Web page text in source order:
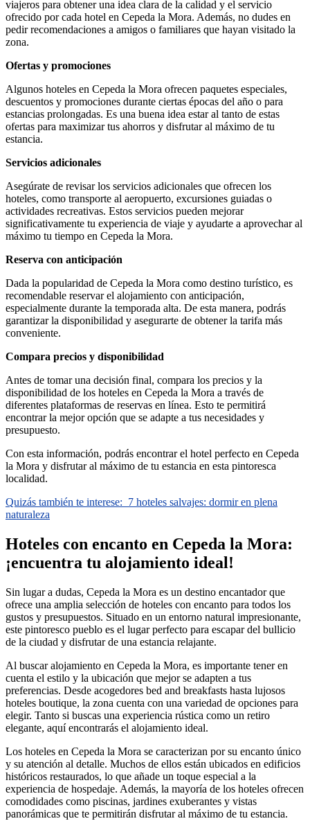
viajeros para obtener una idea clara de la calidad y el servicio
ofrecido por cada hotel en Cepeda la Mora. Además, no dudes en
pedir recomendaciones a amigos o familiares que hayan visitado la
zona.
Ofertas y promociones
Algunos hoteles en Cepeda la Mora ofrecen paquetes especiales,
descuentos y promociones durante ciertas épocas del año o para
estancias prolongadas. Es una buena idea estar al tanto de estas
ofertas para maximizar tus ahorros y disfrutar al máximo de tu
estancia.
Servicios adicionales
Asegúrate de revisar los servicios adicionales que ofrecen los
hoteles, como transporte al aeropuerto, excursiones guiadas o
actividades recreativas. Estos servicios pueden mejorar
significativamente tu experiencia de viaje y ayudarte a aprovechar al
máximo tu tiempo en Cepeda la Mora.
Reserva con anticipación
Dada la popularidad de Cepeda la Mora como destino turístico, es
recomendable reservar el alojamiento con anticipación,
especialmente durante la temporada alta. De esta manera, podrás
garantizar la disponibilidad y asegurarte de obtener la tarifa más
conveniente.
Compara precios y disponibilidad
Antes de tomar una decisión final, compara los precios y la
disponibilidad de los hoteles en Cepeda la Mora a través de
diferentes plataformas de reservas en línea. Esto te permitirá
encontrar la mejor opción que se adapte a tus necesidades y
presupuesto.
Con esta información, podrás encontrar el hotel perfecto en Cepeda
la Mora y disfrutar al máximo de tu estancia en esta pintoresca
localidad.
Quizás también te interese: 7 hoteles salvajes: dormir en plena
naturaleza
Hoteles con encanto en Cepeda la Mora:
¡encuentra tu alojamiento ideal!
Sin lugar a dudas, Cepeda la Mora es un destino encantador que
ofrece una amplia selección de hoteles con encanto para todos los
gustos y presupuestos. Situado en un entorno natural impresionante,
este pintoresco pueblo es el lugar perfecto para escapar del bullicio
de la ciudad y disfrutar de una estancia relajante.
Al buscar alojamiento en Cepeda la Mora, es importante tener en
cuenta el estilo y la ubicación que mejor se adapten a tus
preferencias. Desde acogedores bed and breakfasts hasta lujosos
hoteles boutique, la zona cuenta con una variedad de opciones para
elegir. Tanto si buscas una experiencia rústica como un retiro
elegante, aquí encontrarás el alojamiento ideal.
Los hoteles en Cepeda la Mora se caracterizan por su encanto único
y su atención al detalle. Muchos de ellos están ubicados en edificios
históricos restaurados, lo que añade un toque especial a la
experiencia de hospedaje. Además, la mayoría de los hoteles ofrecen
comodidades como piscinas, jardines exuberantes y vistas
panorámicas que te permitirán disfrutar al máximo de tu estancia.